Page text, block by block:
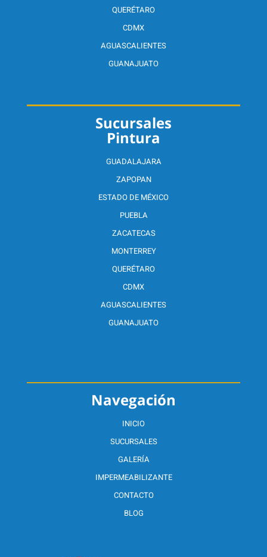
Navegación
INICIO
SUCURSALES
GALERÍA
IMPERMEABILIZANTE
CONTACTO
BLOG
Sucursales
Pintura
GUADALAJARA
ZAPOPAN
ESTADO DE MÉXICO
PUEBLA
ZACATECAS
MONTERREY
QUERÉTARO
CDMX
AGUASCALIENTES
GUANAJUATO
QUERÉTARO
CDMX
AGUASCALIENTES
GUANAJUATO